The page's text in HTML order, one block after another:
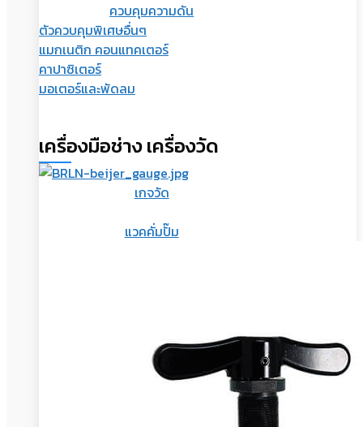
ควบคุมความดัน
ตัวควบคุมพิเศษอื่นๆ
แมกเนติก คอนแทคเตอร์
คาปาซิเตอร์
มอเตอร์และพัดลม
เครื่องมือช่าง เครื่องวัด
เกจวัด
แวคคั่มปั๊ม